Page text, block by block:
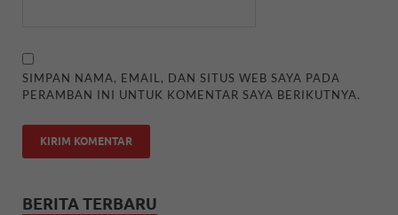
SIMPAN NAMA, EMAIL, DAN SITUS WEB SAYA PADA
PERAMBAN INI UNTUK KOMENTAR SAYA BERIKUTNYA.
BERITA TERBARU